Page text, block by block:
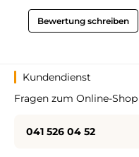
Bewertung schreiben
Kundendienst
Fragen zum Online-
041 526 04 52